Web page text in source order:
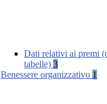
Dati relativi ai premi
tabelle) 3
Benessere organizzativo 1